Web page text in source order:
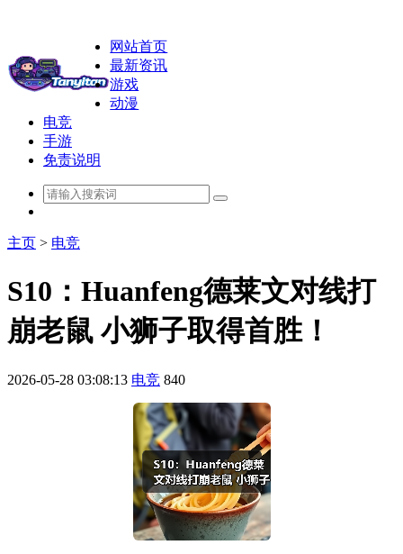
网站首页
最新资讯
游戏
动漫
电竞
手游
免责说明
主页 > 电竞
S10：Huanfeng德莱文对线打
崩老鼠 小狮子取得首胜！
2026-05-28 03:08:13 电竞 840